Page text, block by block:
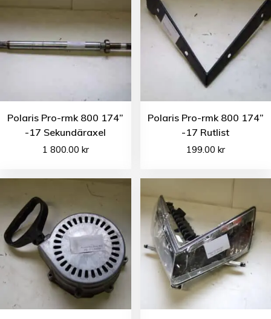
Polaris Pro-rmk 800 174”
-17 Sekundäraxel
1 800.00 kr
Polaris Pro-rmk 800 174”
-17 Rutlist
199.00 kr